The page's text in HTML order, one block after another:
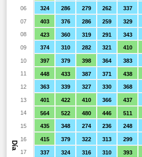
Día
324 286 279 262 337
403 376 286 259 329
423 360 319 291 343
374 310 282 321 410
397 379 398 364 383
448 433 387 371 438
363 339 327 330 368
401 422 410 366 437
564 522 480 446 511
435 348 274 236 248
415 379 322 313 299
337 324 316 310 393
06
07
08
09
10
11
12
13
14
15
16
17